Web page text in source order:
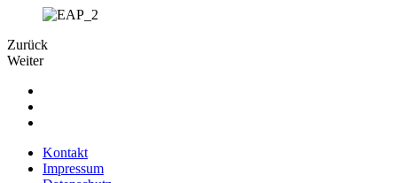
Zurück
Weiter
Kontakt
Impressum